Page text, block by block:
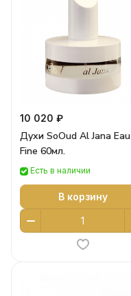
10 020 ₽
Духи SoOud Al Jana Eau
Fine 60мл.
Есть в наличии
В корзину